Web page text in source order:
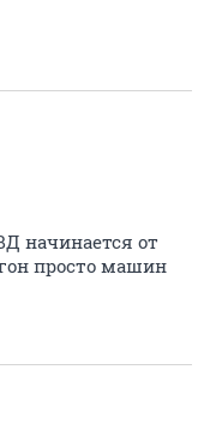
начинается от
просто машин